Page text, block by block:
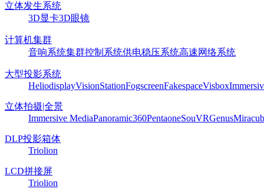
立体发生系统
3D显卡3D眼镜
计算机集群
音响系统集群控制系统供电稳压系统高速网络系统
大型投影系统
HeliodisplayVisionStationFogscreenFakespaceVisbox
立体拍摄|全景
Immersive MediaPanoramic360PentaoneSouVRGenus
DLP投影箱体
Triolion
LCD拼接屏
Triolion